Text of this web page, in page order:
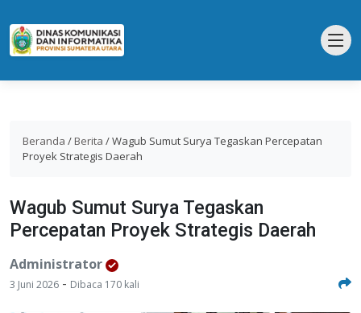
Beranda / Berita /Wagub Sumut Surya Tegaskan Percepatan
Proyek Strategis Daerah
Wagub Sumut Surya Tegaskan
Percepatan Proyek Strategis Daerah
Administrator
3 Juni 2026 - Dibaca 170 kali